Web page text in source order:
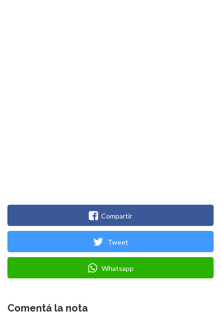
Compartir
Tweet
Whatsapp
Comentá la nota